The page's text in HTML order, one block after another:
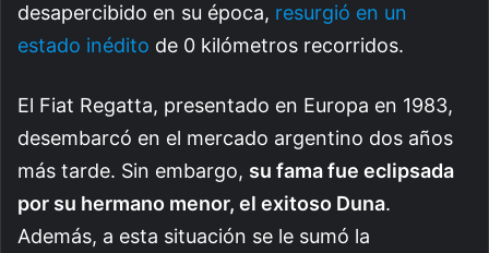
desapercibido en su época, resurgió en un
estado inédito de 0 kilómetros recorridos.
El Fiat Regatta, presentado en Europa en 1983,
desembarcó en el mercado argentino dos años
más tarde. Sin embargo, su fama fue eclipsada
por su hermano menor, el exitoso Duna.
Además, a esta situación se le sumó la